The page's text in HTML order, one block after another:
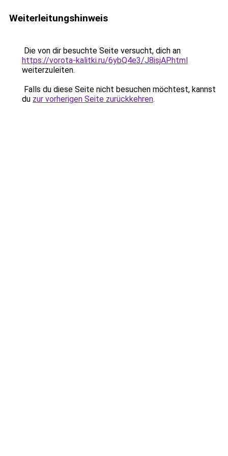
Weiterleitungshinweis
Die von dir besuchte Seite versucht, dich an
https://vorota-kalitki.ru/6ybQ4e3/J8isjAP.html
weiterzuleiten.
Falls du diese Seite nicht besuchen möchtest, kannst
du zur vorherigen Seite zurückkehren.